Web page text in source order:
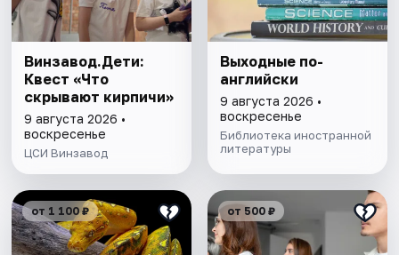
Винзавод.Дети:
Квест «Что
скрывают кирпичи»
9 августа 2026 •
воскресенье
ЦСИ Винзавод
Выходные по-
английски
9 августа 2026 •
воскресенье
Библиотека иностранной
литературы
от 1 100 ₽ от 500 ₽